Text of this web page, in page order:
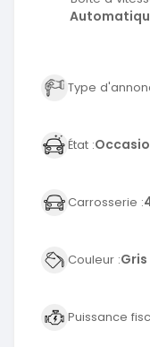
Type
État :
Carrosserie :
Couleur :
Puissance